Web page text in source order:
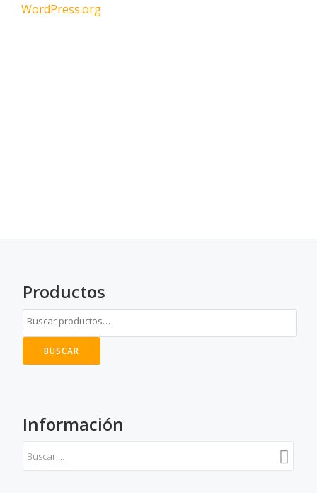
WordPress.org
Productos
BUSCAR
Información